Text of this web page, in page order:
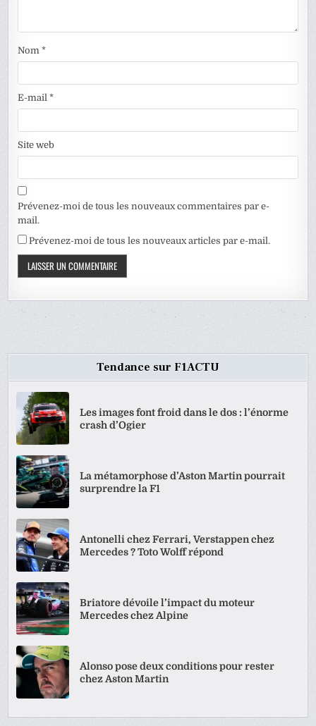
Nom*
E-mail*
Site web
Prévenez-moi de tous les nouveaux commentaires par e-
mail.
Prévenez-moi de tous les nouveaux articles par e-mail.
Tendance sur F1ACTU
Les images font froid dans le dos : l’énorme
crash d’Ogier
La métamorphose d’Aston Martin pourrait
surprendre la F1
Antonelli chez Ferrari, Verstappen chez
Mercedes ? Toto Wolff répond
Briatore dévoile l’impact du moteur
Mercedes chez Alpine
Alonso pose deux conditions pour rester
chez Aston Martin